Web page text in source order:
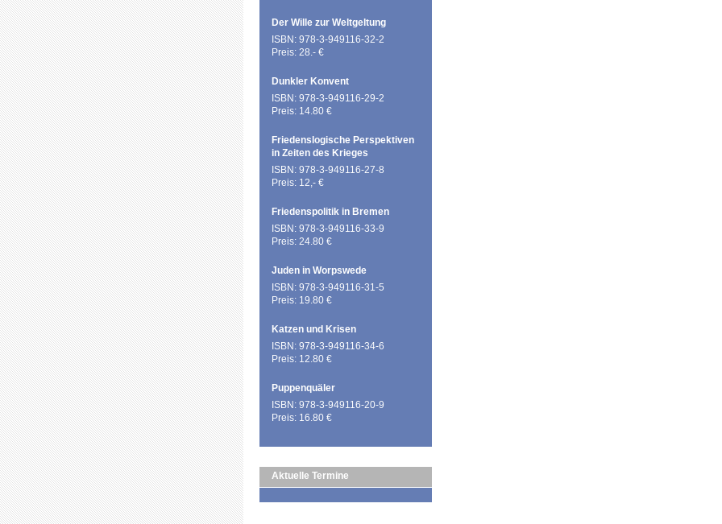
Der Wille zur Weltgeltung
ISBN: 978-3-949116-32-2
Preis: 28.- €
Dunkler Konvent
ISBN: 978-3-949116-29-2
Preis: 14.80 €
Friedenslogische Perspektiven
in Zeiten des Krieges
ISBN: 978-3-949116-27-8
Preis: 12,- €
Friedenspolitik in Bremen
ISBN: 978-3-949116-33-9
Preis: 24.80 €
Juden in Worpswede
ISBN: 978-3-949116-31-5
Preis: 19.80 €
Katzen und Krisen
ISBN: 978-3-949116-34-6
Preis: 12.80 €
Puppenquäler
ISBN: 978-3-949116-20-9
Preis: 16.80 €
Aktuelle Termine